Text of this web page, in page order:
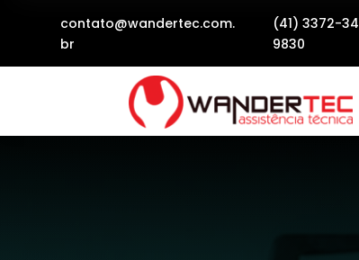
contato@wandertec.com.
br
(41) 3372-
9830